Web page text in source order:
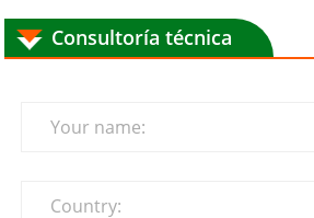
Consultoría técnica